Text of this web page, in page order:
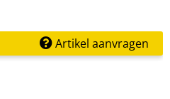
Artikel aanvragen